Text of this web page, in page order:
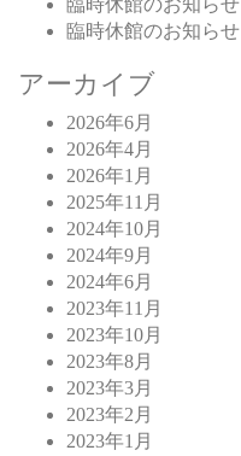
臨時休館のお知らせ
臨時休館のお知らせ
アーカイブ
2026年6月
2026年4月
2026年1月
2025年11月
2024年10月
2024年9月
2024年6月
2023年11月
2023年10月
2023年8月
2023年3月
2023年2月
2023年1月